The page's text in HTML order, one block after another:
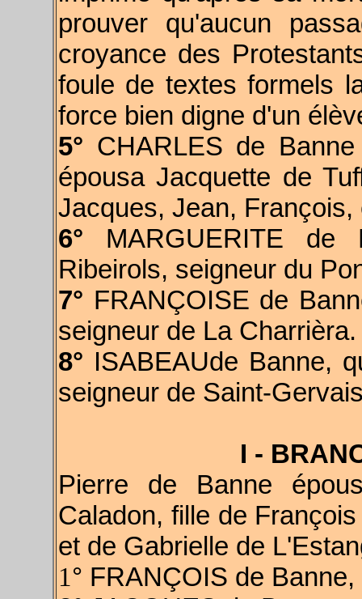
prouver qu'aucun
croyance des
foule de textes formels
force bien digne d'un
5° CHARLES de
épousa Jacquette de
Jacques, Jean, François,
6° MARGUERITE
Ribeirols, seigneur du
7° FRANÇOISE de
seigneur de La Charrièra.
8° ISABEAUde Banne,
seigneur de Saint-
I -
Pierre de Banne
Caladon, fille de
et de Gabrielle de
1° FRANÇOIS de